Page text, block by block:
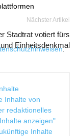
.
Nächster Artikel
Stadtrat votiert fürs
Einheitsdenkmal
Inhalte von
redaktionelles
anzeigen"
Inhalte